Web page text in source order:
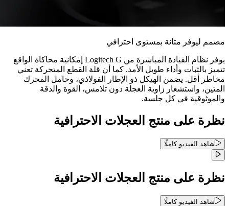
مصمم ليوفر متانة بمستوى احترافي
يوفر نظام القيادة المباشرة من Logitech G إمكانية محاكاة الواقع
تتميز بالثبات وأداء طويل الأمد. كما أن قلة القطع المتحركة تعني
مخاطر أقل. يضمن الهيكل ذو الإطار الفولاذي، وحامل المحرك
المتين، واستشعار زاوية العجلة دون تلامس، القوة والدقة
والموثوقية في كل جلسة.
نظرة على منتج العجلات الاحترافية
شاهد الفيديو كاملًا
نظرة على منتج العجلات الاحترافية
شاهد الفيديو كاملًا